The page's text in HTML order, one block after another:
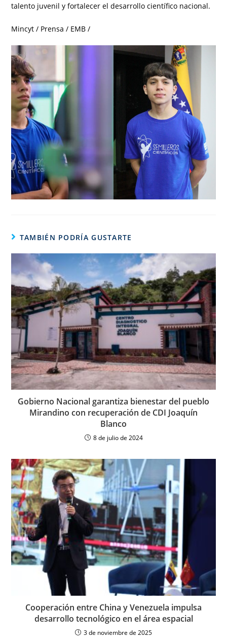
talento juvenil y fortalecer el desarrollo científico nacional.
Mincyt / Prensa / EMB /
TAMBIÉN PODRÍA GUSTARTE
Gobierno Nacional garantiza bienestar del pueblo
Mirandino con recuperación de CDI Joaquín
Blanco
8 de julio de 2024
Cooperación entre China y Venezuela impulsa
desarrollo tecnológico en el área espacial
3 de noviembre de 2025